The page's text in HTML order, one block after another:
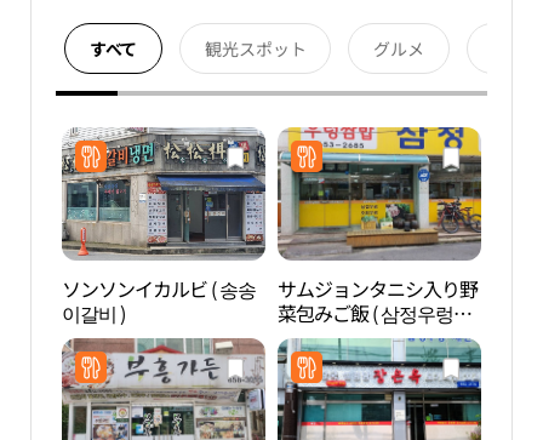
すべて 観光スポット グルメ
ソンソンイカルビ ( 송송
이갈비 )
サムジョンタニシ入り野
菜包みご飯 ( 삼정우렁쌈
밥 )